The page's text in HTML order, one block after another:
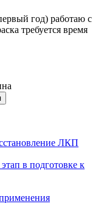
год) работаю с
требуется время
ЛКП
в подготовке к